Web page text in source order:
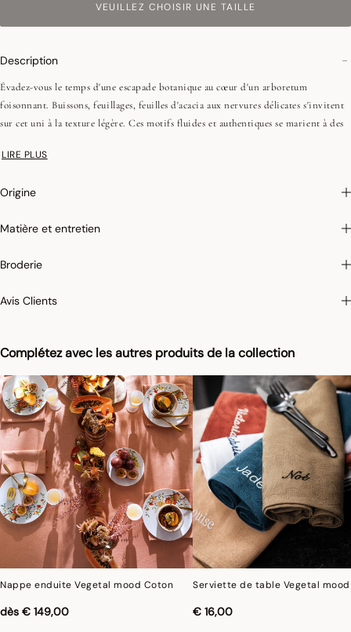
VEUILLEZ CHOISIR UNE TAILLE
Complétez avec les autres produits de la collection
Nappe enduite Vegetal mood Coton
dès € 149,00
Serviette de table Vegetal
€ 16,00
Description
Évadez-vous le temps d'une escapade botanique au cœur d'un arboretum
foisonnant. Buissons, feuillages, feuilles d'acacia aux nervures délicates s'invitent
sur cet uni à la texture légère. Ces motifs fluides et authentiques se marient à des
•Tissage Jacquard (chaîne et trame couleurs)
dresser une table à la fois élégante, moderne et décontractée.
Photographies :
les photographies sont les plus fidèles possibles mais ne peuvent
Pour limiter le rétrécissement du coton au lavage, Le Jacquard Français applique
le traitement spécifique Irretrex qui minimiser les réactions des fibres de coton
naturel au lavage. Notre coton reste stable dans le temps et nos tissus conservent
leurs proportions au fil du temps pour vous donner entière satisfaction.
LIRE PLUS
Origine
Matière et entretien
Broderie
Avis Clients